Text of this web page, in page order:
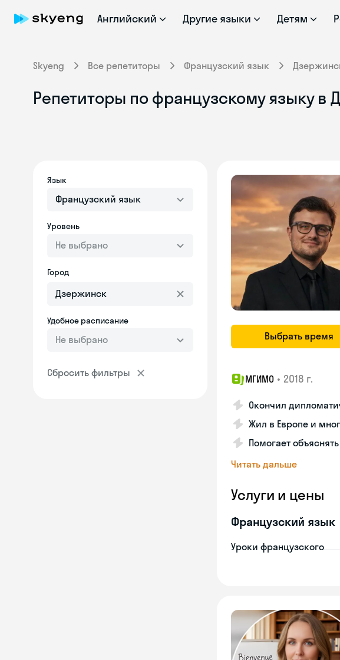
Английский Другие языки Детям
Skyeng Все репетиторы Французский язык
Репетиторы по французскому языку в
Язык
Французский язык
Уровень
Не выбрано
Город
Удобное расписание
Не выбрано
Сбросить фильтры
Выбрать время
МГИМО • 2018 г.
Окончил
Жил в Европе и
Помогает
Читать дальше
Услуги и цены
Французский язык
Уроки французского